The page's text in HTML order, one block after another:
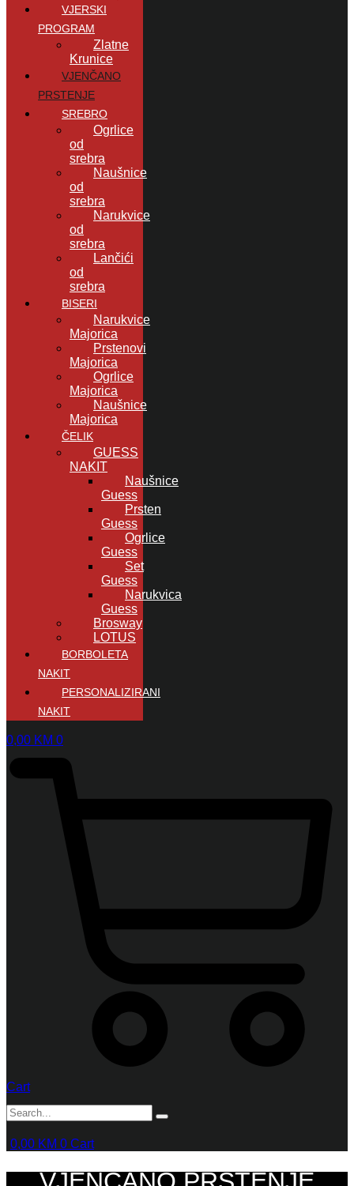
VJERSKI
PROGRAM
Zlatne
Krunice
VJENČANO
PRSTENJE
SREBRO
Ogrlice
od
srebra
Naušnice
od
srebra
Narukvice
od
srebra
Lančići
od
srebra
BISERI
Narukvice
Majorica
Prstenovi
Majorica
Ogrlice
Majorica
Naušnice
Majorica
ČELIK
GUESS
NAKIT
Naušnice
Guess
Prsten
Guess
Ogrlice
Guess
Set
Guess
Narukvica
Guess
Brosway
LOTUS
BORBOLETA
NAKIT
PERSONALIZIRANI
NAKIT
0,00 KM 0
Cart
0,00 KM 0 Cart